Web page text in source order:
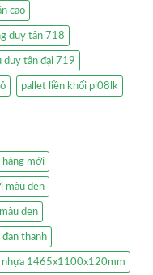
cao
duy tân 718
duy tân đại 719
pallet liền khối pl08lk
mới
màu đen
đen
thanh
nhựa 1465x1100x120mm